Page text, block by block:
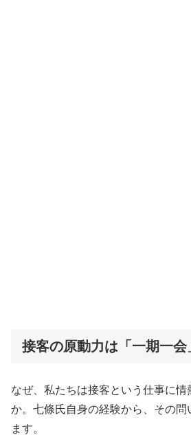
接客の原動力は「一期一会
なぜ、私たちは接客という仕事に情
か。七條氏自身の経験から、その問
ます。